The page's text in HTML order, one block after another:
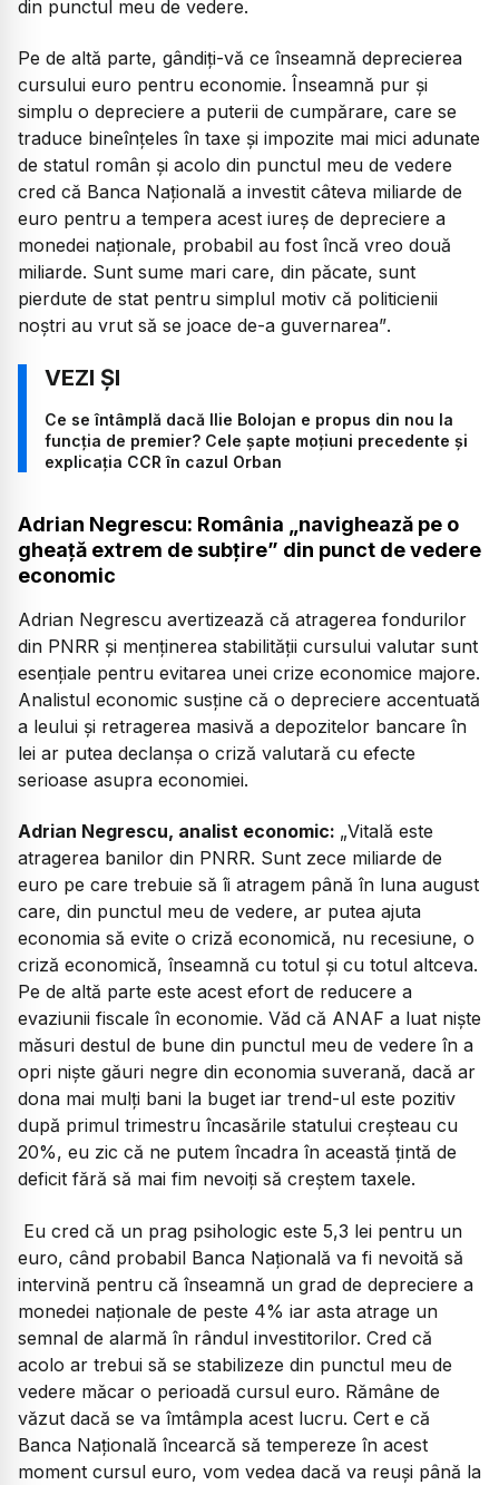
din punctul meu de vedere.
Pe de altă parte, gândiți-vă ce înseamnă deprecierea
cursului euro pentru economie. Înseamnă pur și
simplu o depreciere a puterii de cumpărare, care se
traduce bineînțeles în taxe și impozite mai mici adunate
de statul român și acolo din punctul meu de vedere
cred că Banca Națională a investit câteva miliarde de
euro pentru a tempera acest iureș de depreciere a
monedei naționale, probabil au fost încă vreo două
miliarde. Sunt sume mari care, din păcate, sunt
pierdute de stat pentru simplul motiv că politicienii
noștri au vrut să se joace de-a guvernarea”.
Ce se întâmplă dacă Ilie Bolojan e propus din nou la
funcția de premier? Cele șapte moțiuni precedente și
explicația CCR în cazul Orban
Adrian Negrescu: România „navighează pe o
gheață extrem de subțire” din punct de vedere
economic
Adrian Negrescu avertizează că atragerea fondurilor
din PNRR și menținerea stabilității cursului valutar sunt
esențiale pentru evitarea unei crize economice majore.
Analistul economic susține că o depreciere accentuată
a leului și retragerea masivă a depozitelor bancare în
lei ar putea declanșa o criză valutară cu efecte
serioase asupra economiei.
Adrian Negrescu, analist economic: „Vitală este
atragerea banilor din PNRR. Sunt zece miliarde de
euro pe care trebuie să îi atragem până în luna august
care, din punctul meu de vedere, ar putea ajuta
economia să evite o criză economică, nu recesiune, o
criză economică, înseamnă cu totul și cu totul altceva.
Pe de altă parte este acest efort de reducere a
evaziunii fiscale în economie. Văd că ANAF a luat niște
măsuri destul de bune din punctul meu de vedere în a
opri niște găuri negre din economia suverană, dacă ar
dona mai mulți bani la buget iar trend-ul este pozitiv
după primul trimestru încasările statului creșteau cu
20%, eu zic că ne putem încadra în această țintă de
deficit fără să mai fim nevoiți să creștem taxele.
Eu cred că un prag psihologic este 5,3 lei pentru un
euro, când probabil Banca Națională va fi nevoită să
intervină pentru că înseamnă un grad de depreciere a
monedei naționale de peste 4% iar asta atrage un
semnal de alarmă în rândul investitorilor. Cred că
acolo ar trebui să se stabilizeze din punctul meu de
vedere măcar o perioadă cursul euro. Rămâne de
văzut dacă se va îmtâmpla acest lucru. Cert e că
Banca Națională încearcă să tempereze în acest
moment cursul euro, vom vedea dacă va reuși până la